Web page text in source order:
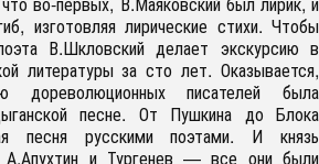
изготовляя лирические стихи. Чтобы
В.Шкловский делает экскурсию в
литературы за сто лет. Оказывается,
дореволюционных писателей была
песне. От Пушкина до Блока
песня русскими поэтами. И князь
и Тургенев — все они были